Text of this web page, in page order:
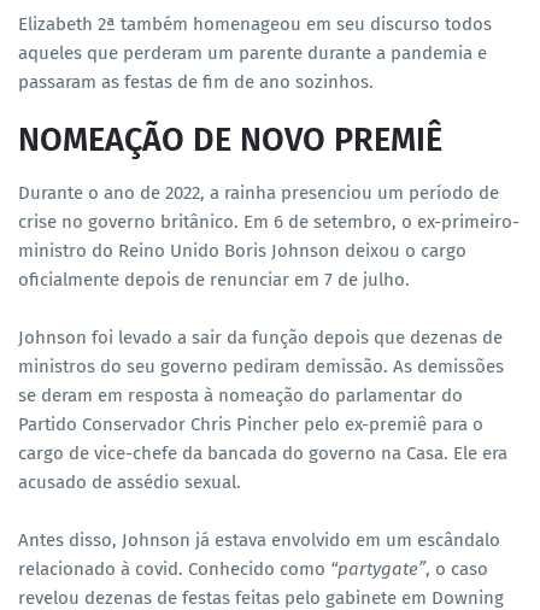
Elizabeth 2ª também homenageou em seu discurso todos
aqueles que perderam um parente durante a pandemia e
passaram as festas de fim de ano sozinhos.
NOMEAÇÃO DE NOVO PREMIÊ
Durante o ano de 2022, a rainha presenciou um período de
crise no governo britânico. Em 6 de setembro, o ex-primeiro-
ministro do Reino Unido Boris Johnson deixou o cargo
oficialmente depois de renunciar em 7 de julho.
Johnson foi levado a sair da função depois que dezenas de
ministros do seu governo pediram demissão. As demissões
se deram em resposta à nomeação do parlamentar do
Partido Conservador Chris Pincher pelo ex-premiê para o
cargo de vice-chefe da bancada do governo na Casa. Ele era
acusado de assédio sexual.
Antes disso, Johnson já estava envolvido em um escândalo
relacionado à covid. Conhecido como “partygate”, o caso
revelou dezenas de festas feitas pelo gabinete em Downing